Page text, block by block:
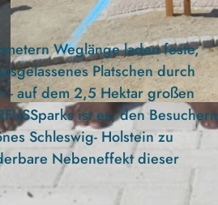
© BARFUSSpark Schwackendorf | CC-BY-ND
Weglänge laden feste,
Platschen durch
- auf dem 2,5 Hektar großen
ist es, den Besuchern
Schleswig- Holstein zu
Nebeneffekt dieser